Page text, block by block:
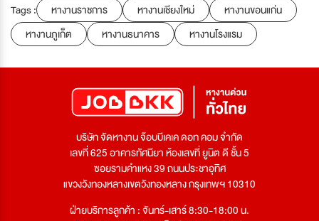
Tags : หางานราชการ หางานเชียงใหม่
หางานขอนแก่น
หางานภูเก็ต
หางานธนาคาร หางานโรงแรม
บริษัท จัดหางาน จ๊อบบีเคเค ดอท คอม จำกัด
เลขที่ 625 อาคารทัศนียา ห้องเลขที่ ยูนิต ดี ชั้น 5
ซอยรามคำแหง 39 ถนนประชาอุทิศ
แขวงวังทองหลางเขตวังทองหลาง กรุงเทพฯ 10310
ฝ่ายบริการลูกค้า : จันทร์-เสาร์ 8:30-18:00 น.